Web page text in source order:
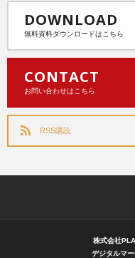
DOWNLOAD
無料資料ダウンロードはこちら
CONTACT
お問い合わせはこちら
RSS購読
株式会社
デジタルマー